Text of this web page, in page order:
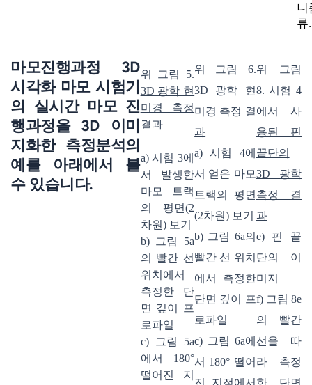
류.
마모진행과정 3D
시각화 마모 시험기
의 실시간 마모 진
행과정을 3D 이미
지화한 측정분석의
예를 아래에서 볼
수 있습니다.
위 그림 5.
3D 광학 현
미경 측정
결과
a) 시험 3에
서 발생한
마모 트랙
의 평면(2
차원) 보기
b) 그림 5a
의 빨간 선
위치에서
측정한 단
면 깊이 프
로파일
c) 그림 5a
에서 180°
떨어진 지
위 그림 6.
3D 광학 현
미경 측정 결
과
a) 시험 4에
서 얻은 마모
트랙의 평면
(2차원) 보기
b) 그림 6a의
빨간 선 위치
에서 측정한
단면 깊이 프
로파일
c) 그림 6a에
서 180° 떨어
진 지점에서
위 그림
8. 시험 4
에서 사
용된 핀
끝단의
3D 광학
측정 결
과
e) 핀 끝
단의 이
미지
f) 그림 8e
의 빨간
선을 따
라 측정
한 단면